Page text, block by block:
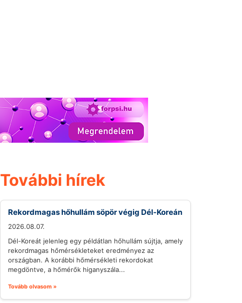
További hírek
Rekordmagas hőhullám söpör végig Dél-Koreán
2026.08.07.
Dél-Koreát jelenleg egy példátlan hőhullám sújtja, amely
rekordmagas hőmérsékleteket eredményez az
országban. A korábbi hőmérsékleti rekordokat
megdöntve, a hőmérők higanyszála...
Tovább olvasom »